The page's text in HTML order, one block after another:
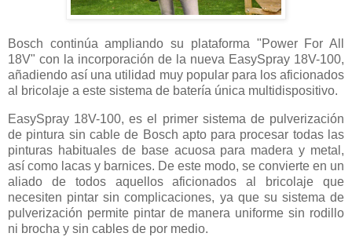
Bosch continúa ampliando su plataforma "Power For All
18V" con la incorporación de la nueva EasySpray 18V-100,
añadiendo así una utilidad muy popular para los aficionados
al bricolaje a este sistema de batería única multidispositivo.
EasySpray 18V-100, es el primer sistema de pulverización
de pintura sin cable de Bosch apto para procesar todas las
pinturas habituales de base acuosa para madera y metal,
así como lacas y barnices. De este modo, se convierte en un
aliado de todos aquellos aficionados al bricolaje que
necesiten pintar sin complicaciones, ya que su sistema de
pulverización permite pintar de manera uniforme sin rodillo
ni brocha y sin cables de por medio.